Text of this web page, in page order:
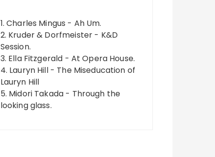
1. Charles Mingus - Ah Um.
2. Kruder & Dorfmeister - K&D
Session.
3. Ella Fitzgerald - At Opera House.
4. Lauryn Hill - The Miseducation of
Lauryn Hill
5. Midori Takada - Through the
looking glass.